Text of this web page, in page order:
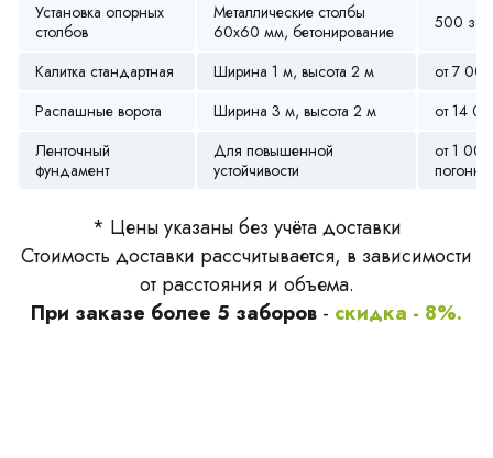
Установка опорных
столбов
Металлические столбы
60х60 мм, бетонирование
500 за
Калитка стандартная Ширина 1 м, высота 2 м
от 7 000
Распашные ворота
Ширина 3 м, высота 2 м
от 14
Ленточный
фундамент
Для повышенной
устойчивости
от 1
* Цены указаны без учёта доставки
Стоимость доставки рассчитывается, в зависимости
от расстояния и объема.
При заказе более 5 заборов - скидка - 8%.